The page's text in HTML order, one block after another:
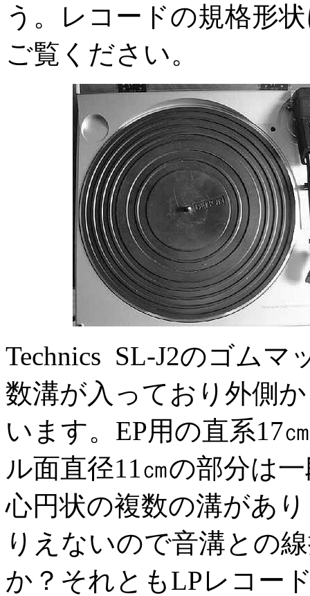
う。レコードの規格形
ご覧ください。
Technics SL-J2のゴムマ
数溝が入っており外側
います。EP用の直系17
ル面直径11㎝の部分は
心円状の複数の溝があ
りえないので音溝との
か？それともLPレコー